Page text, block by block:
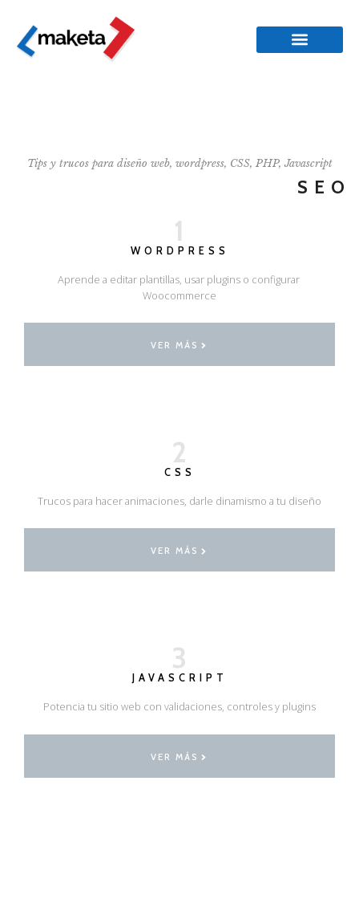
Tips y trucos para diseño web, wordpress, CSS, PHP, Javascript
SEO
1
WORDPRESS
Aprende a editar plantillas, usar plugins o configurar
Woocommerce
VER MÁS
2
CSS
Trucos para hacer animaciones, darle dinamismo a tu diseño
VER MÁS
3
JAVASCRIPT
Potencia tu sitio web con validaciones, controles y plugins
VER MÁS